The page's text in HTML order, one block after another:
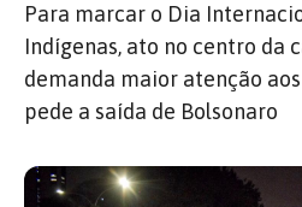
Para marcar o Dia
Indígenas, ato no centro da
demanda maior atenção
pede a saída de Bolsonaro